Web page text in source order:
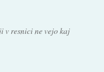
v resnici ne vejo kaj